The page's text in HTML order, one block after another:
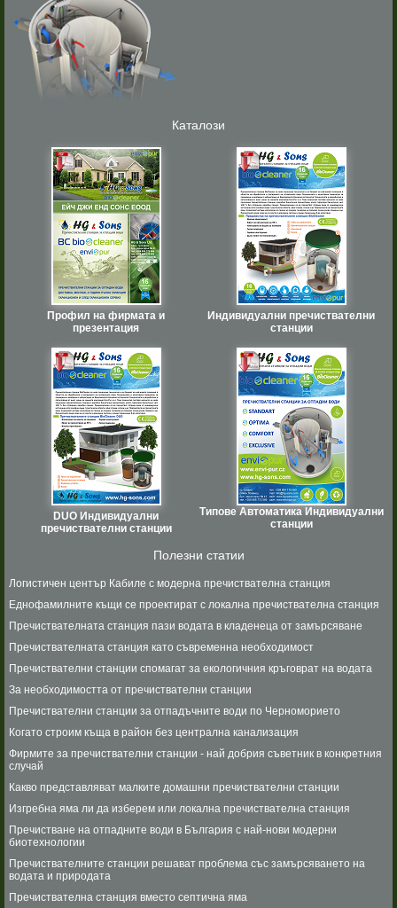
Каталози
Профил на фирмата и
презентация
Индивидуални пречиствателни
станции
DUO Индивидуални
пречиствателни станции
Типове Автоматика Индивидуални
станции
Полезни статии
Логистичен център Кабиле с модерна пречиствателна станция
Еднофамилните къщи се проектират с локална пречиствателна станция
Пречиствателната станция пази водата в кладенеца от замърсяване
Пречиствателната станция като съвременна необходимост
Пречиствателни станции спомагат за екологичния кръговрат на водата
За необходимостта от пречиствателни станции
Пречиствателни станции за отпадъчните води по Черноморието
Когато строим къща в район без централна канализация
Фирмите за пречиствателни станции - най добрия съветник в конкретния
случай
Какво представляват малките домашни пречиствателни станции
Изгребна яма ли да изберем или локална пречиствателна станция
Пречистване на отпадните води в България с най-нови модерни
биотехнологии
Пречиствателните станции решават проблема със замърсяването на
водата и природата
Пречиствателна станция вместо септична яма